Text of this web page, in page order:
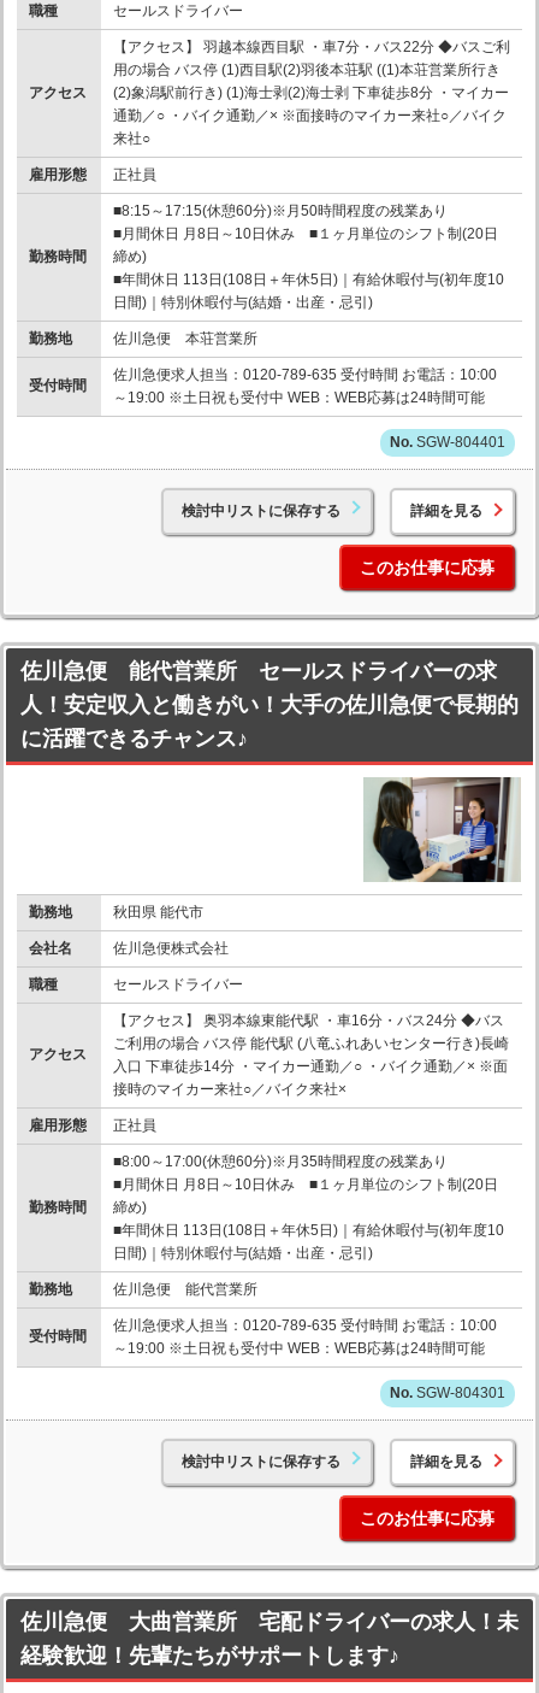
職種 セールスドライバー
アクセス
【アクセス】 羽越本線西目駅 ・車7分・バス22分 ◆バスご利
用の場合 バス停 (1)西目駅(2)羽後本荘駅 ((1)本荘営業所行き
(2)象潟駅前行き) (1)海士剥(2)海士剥 下車徒歩8分 ・マイカー
通勤／○ ・バイク通勤／× ※面接時のマイカー来社○／バイク
来社○
雇用形態 正社員
勤務時間
■8:15～17:15(休憩60分)※月50時間程度の残業あり
■月間休日 月8日～10日休み ■１ヶ月単位のシフト制(20日
締め)
■年間休日 113日(108日＋年休5日)｜有給休暇付与(初年度10
日間)｜特別休暇付与(結婚・出産・忌引)
勤務地 佐川急便 本荘営業所
受付時間
佐川急便求人担当：0120-789-635 受付時間 お電話：10:00
～19:00 ※土日祝も受付中 WEB：WEB応募は24時間可能
SGW-804401
検討中リストに保存する 詳細を見る
このお仕事に応募
佐川急便 能代営業所 セールスドライバーの求
人！安定収入と働きがい！大手の佐川急便で長期的
に活躍できるチャンス♪
勤務地 秋田県 能代市
会社名 佐川急便株式会社
職種 セールスドライバー
アクセス
【アクセス】 奥羽本線東能代駅 ・車16分・バス24分 ◆バス
ご利用の場合 バス停 能代駅 (八竜ふれあいセンター行き)長崎
入口 下車徒歩14分 ・マイカー通勤／○ ・バイク通勤／× ※面
接時のマイカー来社○／バイク来社×
雇用形態 正社員
勤務時間
■8:00～17:00(休憩60分)※月35時間程度の残業あり
■月間休日 月8日～10日休み ■１ヶ月単位のシフト制(20日
締め)
■年間休日 113日(108日＋年休5日)｜有給休暇付与(初年度10
日間)｜特別休暇付与(結婚・出産・忌引)
勤務地 佐川急便 能代営業所
受付時間
佐川急便求人担当：0120-789-635 受付時間 お電話：10:00
～19:00 ※土日祝も受付中 WEB：WEB応募は24時間可能
SGW-804301
検討中リストに保存する 詳細を見る
このお仕事に応募
佐川急便 大曲営業所 宅配ドライバーの求人！未
経験歓迎！先輩たちがサポートします♪